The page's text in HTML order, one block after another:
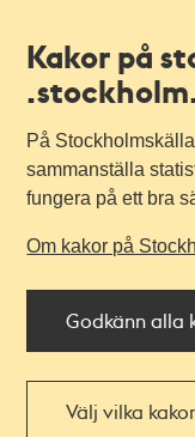
Kakor på
På
sammanställa
fungera på ett bra
Om kakor på
Godkänn alla
Välj vilka